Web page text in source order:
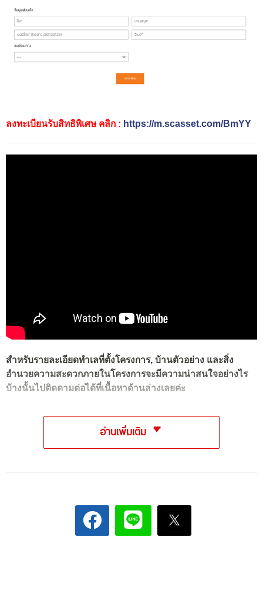
ลงทะเบียนรับสิทธิพิเศษ คลิก : https://m.scasset.com/BmYY
สำหรับรายละเอียดทำเลที่ตั้งโครงการ, บ้านตัวอย่าง และสิ่ง
อำนวยความสะดวกภายในโครงการจะมีความน่าสนใจอย่างไร
บ้างนั้นไปติดตามต่อได้ที่เนื้อหาด้านล่างเลยค่ะ
อ่านเพิ่มเติม